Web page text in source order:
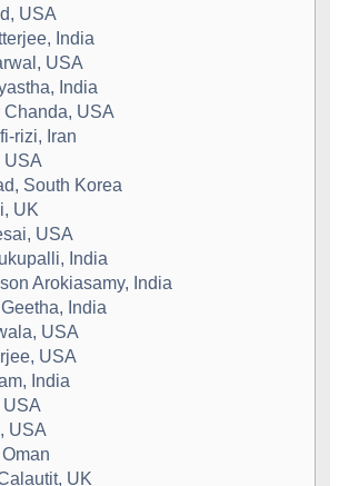
USA
India
USA
India
Chanda, USA
rizi, Iran
USA
South Korea
UK
USA
India
Arokiasamy, India
India
USA
USA
India
USA
USA
UK